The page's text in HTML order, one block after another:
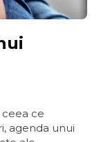
ce
agenda unui